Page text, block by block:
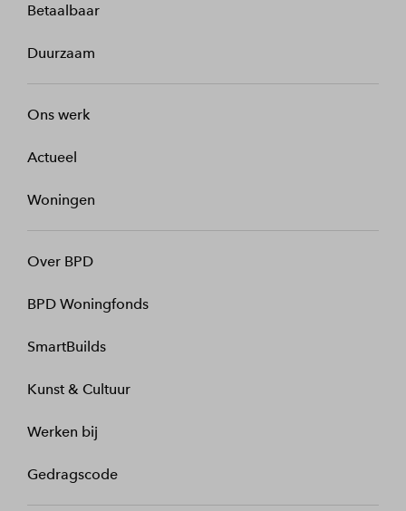
Betaalbaar
Duurzaam
Ons werk
Actueel
Woningen
Over BPD
BPD Woningfonds
SmartBuilds
Kunst & Cultuur
Werken bij
Gedragscode